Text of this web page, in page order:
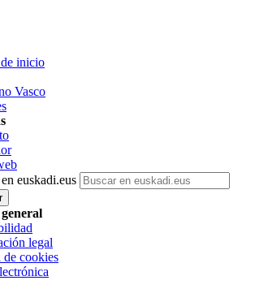
inicio
Vasco
euskadi.eus
legal
de cookies